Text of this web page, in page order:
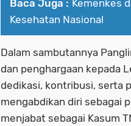
Baca Juga : Kemenkes
Kesehatan Nasional
Dalam sambutannya
dan penghargaan kepada
dedikasi, kontribusi, serta
mengabdikan diri sebagai
menjabat sebagai Kasum